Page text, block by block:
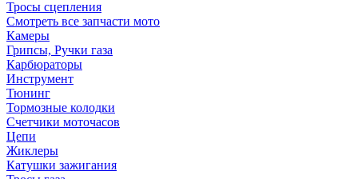
Тросы сцепления
Смотреть все запчасти мото
Камеры
Грипсы, Ручки газа
Карбюраторы
Инструмент
Тюнинг
Тормозные колодки
Счетчики моточасов
Цепи
Жиклеры
Катушки зажигания